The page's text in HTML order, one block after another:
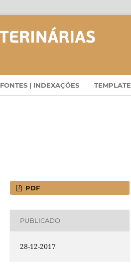
FONTES | INDEXAÇÕES TEMPLATE
PDF
PUBLICADO
28-12-2017